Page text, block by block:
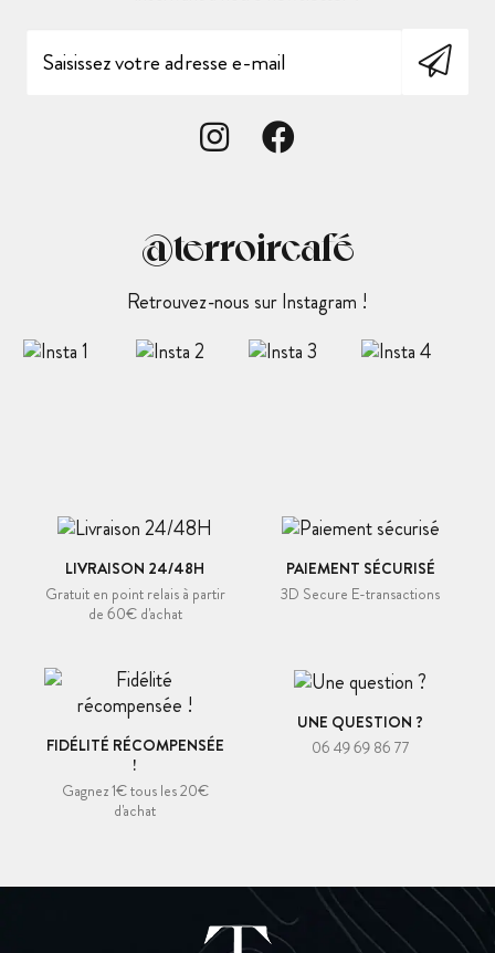
@terroircafé
Retrouvez-nous sur Instagram !
LIVRAISON 24/48H
Gratuit en point relais à partir
de 60€ d'achat
PAIEMENT SÉCURISÉ
3D Secure E-transactions
FIDÉLITÉ RÉCOMPENSÉE
!
Gagnez 1€ tous les 20€
d'achat
UNE QUESTION ?
06 49 69 86 77